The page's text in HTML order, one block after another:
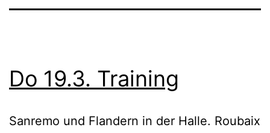
Do 19.3. Training
Sanremo und Flandern in der Halle. Roubaix